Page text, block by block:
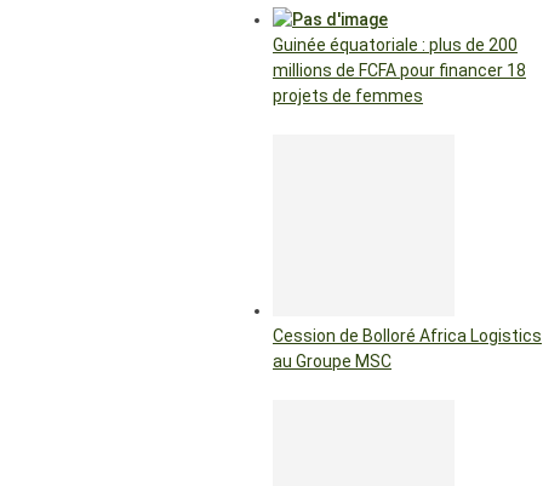
Guinée équatoriale : plus de 200
millions de FCFA pour financer 18
projets de femmes
Cession de Bolloré Africa Logistics
au Groupe MSC